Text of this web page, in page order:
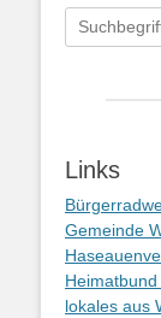
Suchen
nach:
Links
Gemeinde
lokales aus